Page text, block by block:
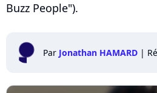
Buzz People").
Par Jonathan HAMARD |